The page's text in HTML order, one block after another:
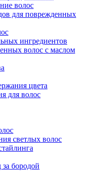
волос
для поврежденных
ингредиентов
волос с маслом
цвета
для волос
светлых волос
бородой